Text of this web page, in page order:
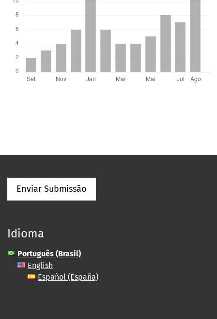
Enviar Submissão
Idioma
Português (Brasil)
English
Español (España)